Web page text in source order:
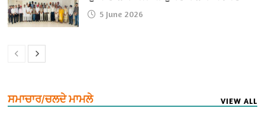
5 June 2026
ਸਮਾਚਾਰ/ਚਲਦੇ ਮਾਮਲੇ VIEW ALL